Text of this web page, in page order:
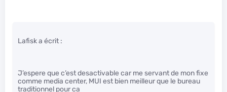
Lafisk a écrit :
J’espere que c’est desactivable car me servant de mon fixe
comme media center, MUI est bien meilleur que le bureau
traditionnel pour ca